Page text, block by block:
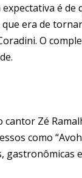
expectativa é
era de
O
Zé
como